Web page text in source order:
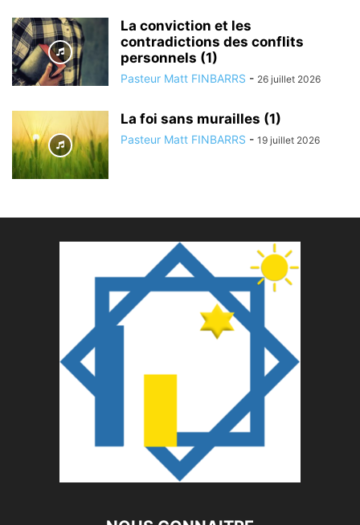
La conviction et les
contradictions des conflits
personnels (1)
Pasteur Matt FINBARRS - 26 juillet 2026
La foi sans murailles (1)
Pasteur Matt FINBARRS - 19 juillet 2026